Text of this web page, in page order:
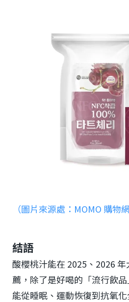
（圖片來源處：MOMO 購物網
結語
酸櫻桃汁能在 2025、2026
薦，除了是好喝的「流行飲
能從睡眠、運動恢復到抗氧